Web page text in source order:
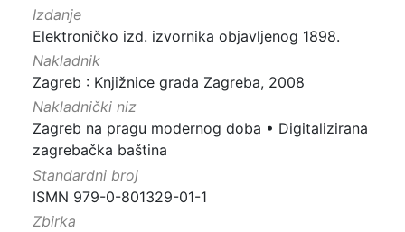
Izdanje
Elektroničko izd. izvornika objavljenog 1898.
Nakladnik
Zagreb : Knjižnice grada Zagreba, 2008
Nakladnički niz
Zagreb na pragu modernog doba • Digitalizirana
zagrebačka baština
Standardni broj
ISMN 979-0-801329-01-1
Zbirka